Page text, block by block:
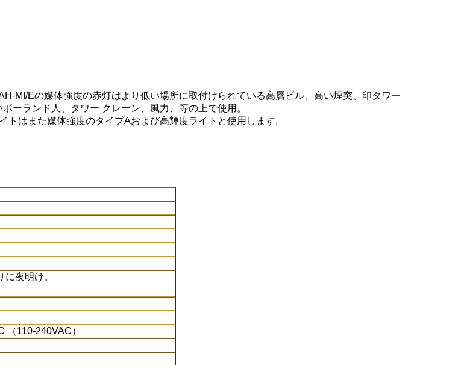
MI/Eの媒体強度の赤灯はより低い場所に取付けられている高層ビル、高い煙突、印タワー
ーランド人、タワー クレーン、風力、等の上で使用。
はまた媒体強度のタイプAおよび高輝度ライトと使用します。
夜明け。
（110-240VAC）